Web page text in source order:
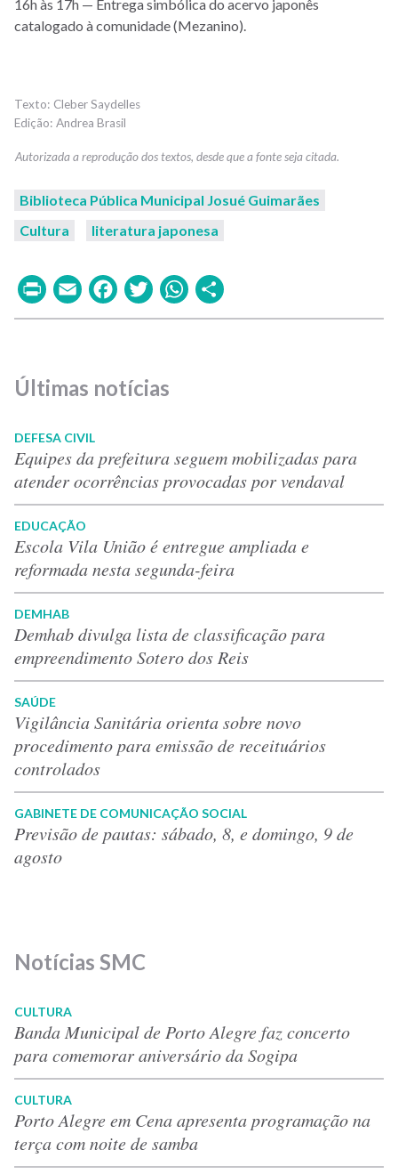
16h às 17h — Entrega simbólica do acervo japonês
catalogado à comunidade (Mezanino).
Cleber Saydelles
Andrea Brasil
Biblioteca Pública Municipal Josué Guimarães
Cultura
literatura japonesa
PrintEmailFacebook
TwitterWhatsApp
Últimas notícias
DEFESA CIVIL
Equipes da prefeitura seguem mobilizadas para
atender ocorrências provocadas por vendaval
EDUCAÇÃO
Escola Vila União é entregue ampliada e
reformada nesta segunda-feira
DEMHAB
Demhab divulga lista de classificação para
empreendimento Sotero dos Reis
SAÚDE
Vigilância Sanitária orienta sobre novo
procedimento para emissão de receituários
controlados
GABINETE DE COMUNICAÇÃO SOCIAL
Previsão de pautas: sábado, 8, e domingo, 9 de
agosto
Notícias SMC
CULTURA
Banda Municipal de Porto Alegre faz concerto
para comemorar aniversário da Sogipa
CULTURA
Porto Alegre em Cena apresenta programação na
terça com noite de samba